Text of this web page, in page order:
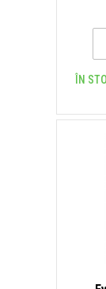
ÎN